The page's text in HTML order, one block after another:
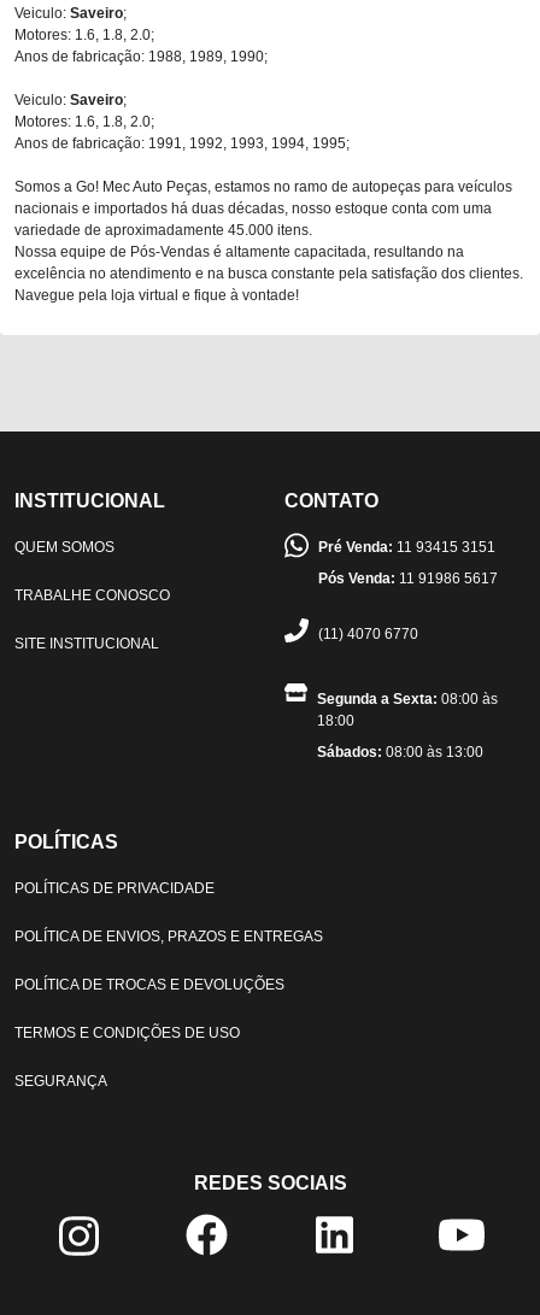
Veiculo: Saveiro;
Motores: 1.6, 1.8, 2.0;
Anos de fabricação: 1988, 1989, 1990;
Veiculo: Saveiro;
Motores: 1.6, 1.8, 2.0;
Anos de fabricação: 1991, 1992, 1993, 1994, 1995;
Somos a Go! Mec Auto Peças, estamos no ramo de autopeças para veículos
nacionais e importados há duas décadas, nosso estoque conta com uma
variedade de aproximadamente 45.000 itens.
Nossa equipe de Pós-Vendas é altamente capacitada, resultando na
excelência no atendimento e na busca constante pela satisfação dos clientes.
Navegue pela loja virtual e fique à vontade!
INSTITUCIONAL
QUEM SOMOS
TRABALHE CONOSCO
SITE INSTITUCIONAL
CONTATO
Pré Venda: 11 93415 3151
Pós Venda: 11 91986 5617
(11) 4070 6770
Segunda a Sexta: 08:00 às
18:00
Sábados: 08:00 às 13:00
POLÍTICAS
POLÍTICAS DE PRIVACIDADE
POLÍTICA DE ENVIOS, PRAZOS E ENTREGAS
POLÍTICA DE TROCAS E DEVOLUÇÕES
TERMOS E CONDIÇÕES DE USO
SEGURANÇA
REDES SOCIAIS